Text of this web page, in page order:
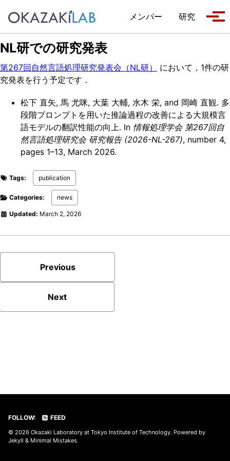
メンバー
研究
NL研での研究発表
第267回自然言語処理研究発表会（NL研）
において，1件の研
究発表を行う予定です．
松下 直矢, 馬 尤咪, 大葉 大輔, 水木 栄, and 岡崎 直観. 多
段階プロンプトを用いた推論過程の改善による大規模言
語モデルの翻訳性能の向上. In 情報処理学会 第267回自
然言語処理研究会 研究報告 (2026-NL-267), number 4,
pages 1–13, March 2026.
Tags: publication
Categories: news
Updated: March 2, 2026
Previous
Next
FOLLOW: FEED
© 2026 Okazaki Laboratory at Tokyo Institute of Technology. Powered by
Jekyll & Minimal Mistakes.